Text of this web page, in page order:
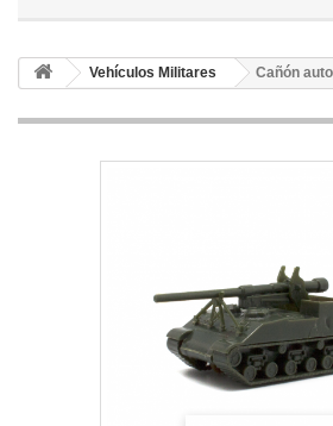
Vehículos Militares Cañón